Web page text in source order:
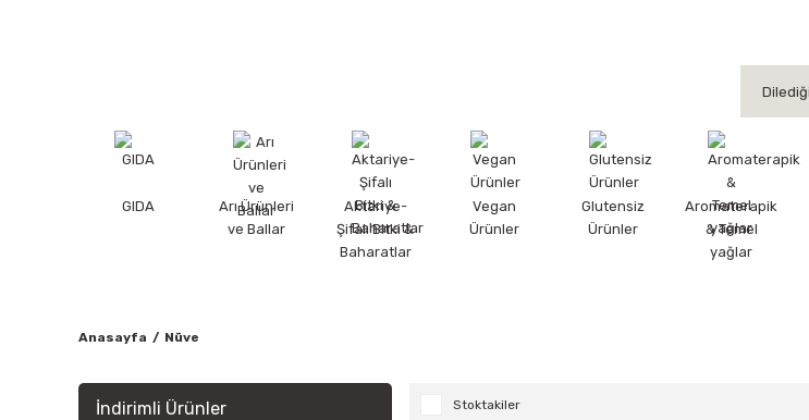
GIDA
Arı Ürünleri
ve Ballar
Aktariye-
Şifalı Bitki &
Baharatlar
Vegan
Ürünler
Glutensiz
Ürünler
Aromaterapik
& Temel
yağlar
Anasayfa Nüve
İndirimli Ürünler Stoktakiler